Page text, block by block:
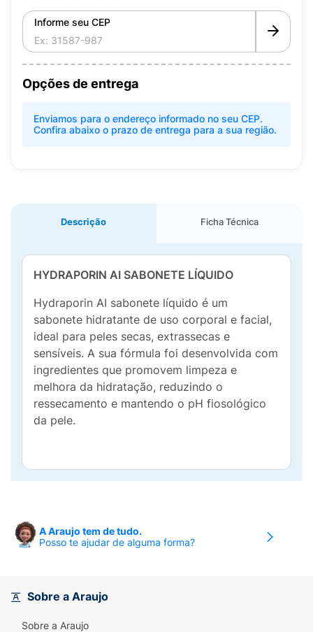
Informe seu CEP
Opções de entrega
Enviamos para o endereço informado no seu CEP.
Confira abaixo o prazo de entrega para a sua região.
Descrição Ficha Técnica
HYDRAPORIN AI SABONETE LÍQUIDO
Hydraporin AI sabonete líquido é um
sabonete hidratante de uso corporal e facial,
ideal para peles secas, extrassecas e
sensíveis. A sua fórmula foi desenvolvida com
ingredientes que promovem limpeza e
melhora da hidratação, reduzindo o
ressecamento e mantendo o pH fiosológico
da pele.
A Araujo tem de tudo.
Posso te ajudar de alguma forma?
Sobre a Araujo
Sobre a Araujo